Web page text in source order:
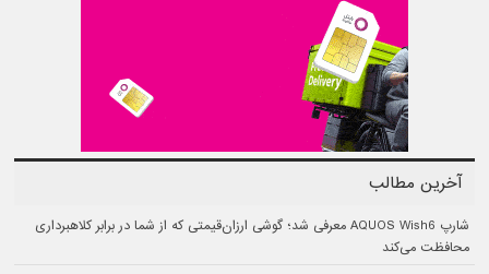
آخرین مطالب
شارپ AQUOS Wish6 معرفی شد؛ گوشی ارزان‌قیمتی که از شما در برابر کلاهبرداری
محافظت می‌کند